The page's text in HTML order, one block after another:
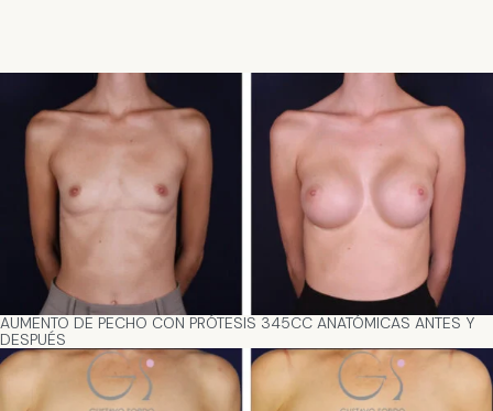
AUMENTO DE PECHO CON PRÓTESIS 345CC ANATÓMICAS ANTES Y
DESPUÉS